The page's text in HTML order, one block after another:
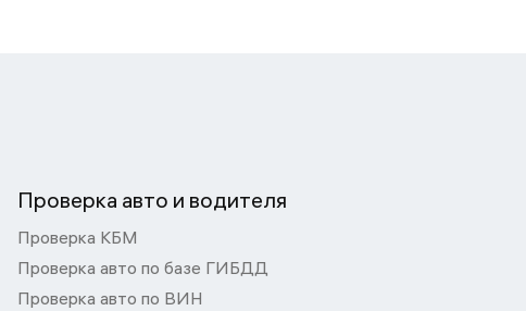
Проверка авто и водителя
Проверка КБМ
Проверка авто по базе ГИБДД
Проверка авто по ВИН